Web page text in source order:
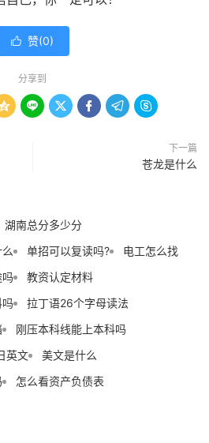
 赞(0)
分享到
    
下一篇
苍龙是什么
湖南总分多少分
单招可以复读吗?
电工怎么找
吗
教资认定材料
吗
拉丁语26个字母读法
刚压本科线能上本科吗
英文
美文是什么
怎么看资产负债表